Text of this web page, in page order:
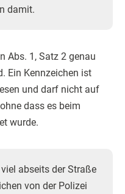
damit.
Abs. 1, Satz 2 genau
Ein Kennzeichen ist
und darf nicht auf
dass es beim
wurde.
abseits der Straße
von der Polizei